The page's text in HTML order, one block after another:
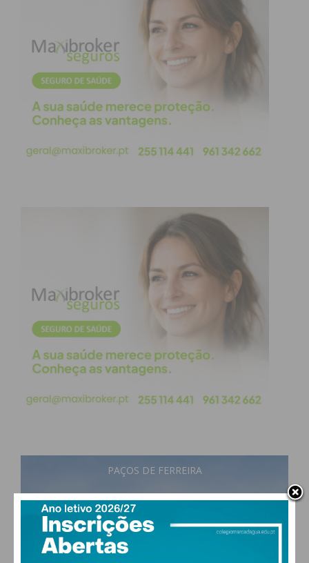
PAÇOS DE FERREIRA
25°
few clouds
vento: 1m/s SO